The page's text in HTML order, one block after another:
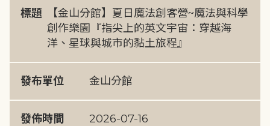
標題
【金山分館】夏日魔法創客營~魔法與科學
創作樂園『指尖上的英文宇宙：穿越海
洋、星球與城市的黏土旅程』
發布單位 金山分館
發佈時間 2026-07-16